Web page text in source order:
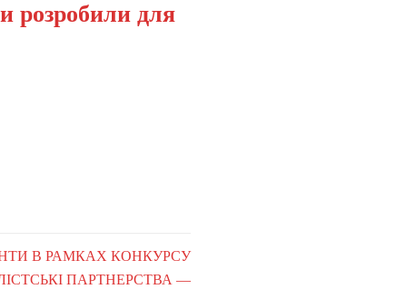
розробили для
В РАМКАХ КОНКУРСУ
ПАРТНЕРСТВА —